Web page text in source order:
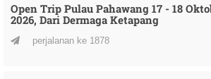
Open Trip Pulau Pahawang 17 - 18
2026, Dari Dermaga Ketapang
perjalanan ke 1878